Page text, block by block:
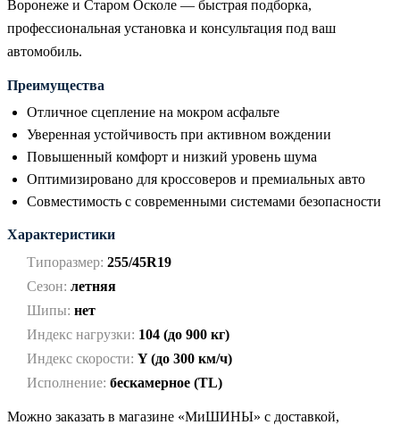
Воронеже и Старом Осколе — быстрая подборка,
профессиональная установка и консультация под ваш
автомобиль.
Преимущества
Отличное сцепление на мокром асфальте
Уверенная устойчивость при активном вождении
Повышенный комфорт и низкий уровень шума
Оптимизировано для кроссоверов и премиальных авто
Совместимость с современными системами безопасности
Характеристики
Типоразмер: 255/45R19
Сезон: летняя
Шипы: нет
Индекс нагрузки: 104 (до 900 кг)
Индекс скорости: Y (до 300 км/ч)
Исполнение: бескамерное (TL)
Можно заказать в магазине «МиШИНЫ» с доставкой,